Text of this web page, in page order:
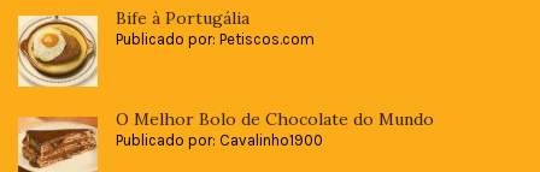
Bife à Portugália
Publicado por: Petiscos.com
O Melhor Bolo de Chocolate do Mundo
Publicado por: Cavalinho1900